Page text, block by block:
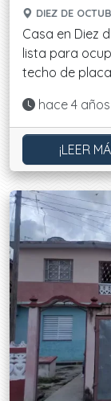
DIEZ DE
Casa en Diez
lista para
techo de placa
Actualizado:
hace 4 años
¡LEER